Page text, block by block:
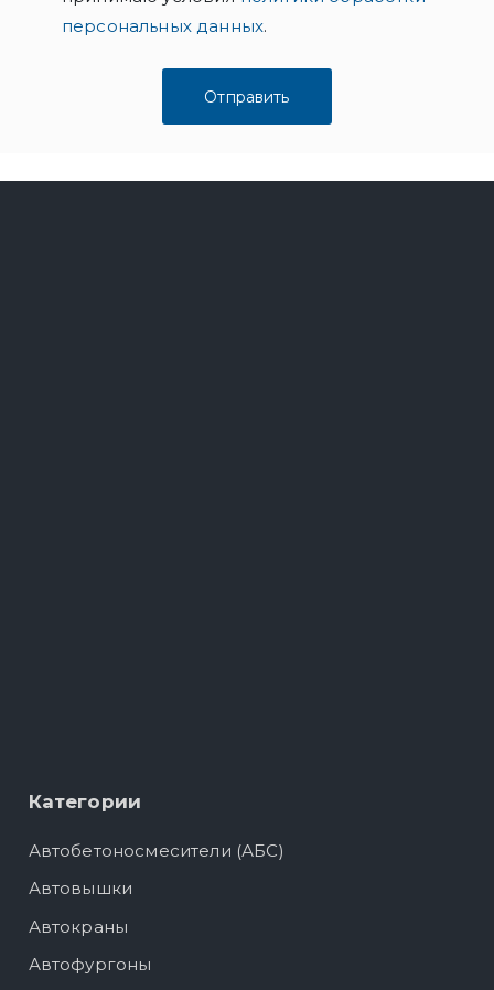
персональных данных.
Категории
Автобетоносмесители (АБС)
Автовышки
Автокраны
Автофургоны